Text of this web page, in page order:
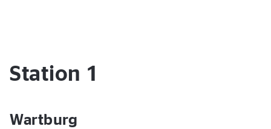
Station 1
Wartburg